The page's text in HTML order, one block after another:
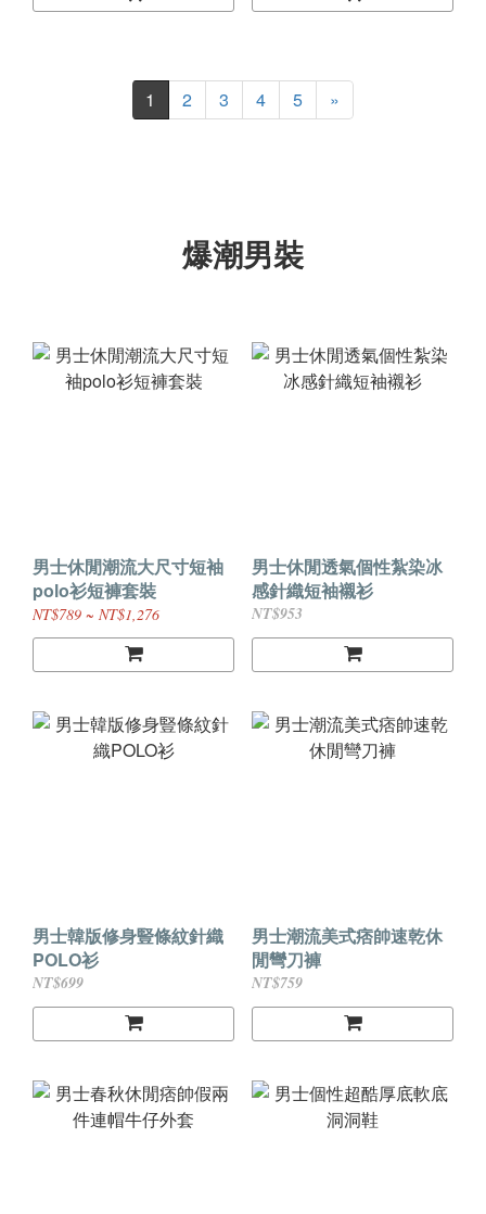
1 2 3 4 5 »
爆潮男裝
男士休閒潮流大尺寸短袖
polo衫短褲套裝
NT$789 ~ NT$1,276
男士休閒透氣個性紮染冰
感針織短袖襯衫
NT$953
男士韓版修身豎條紋針織
POLO衫
NT$699
男士潮流美式痞帥速乾休
閒彎刀褲
NT$759